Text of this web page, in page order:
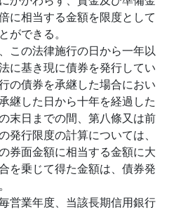
に相当する金額を限度として
ができる。
この法律施行の日から一年以
に基き現に債券を発行してい
の債券を承継した場合におい
継した日から十年を経過した
末日までの間、第八條又は前
発行限度の計算については、
券面金額に相当する金額に大
を乗じて得た金額は、債券発
営業年度、当該長期信用銀行